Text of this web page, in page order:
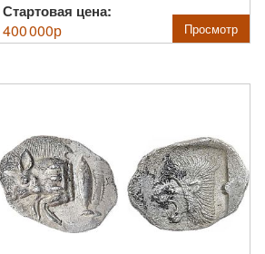
Стартовая цена:
400 000р Просмотр